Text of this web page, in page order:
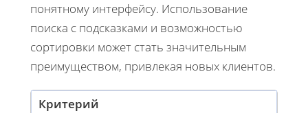
понятному интерфейсу. Использование
поиска с подсказками и возможностью
сортировки может стать значительным
преимуществом, привлекая новых клиентов.
Критерий